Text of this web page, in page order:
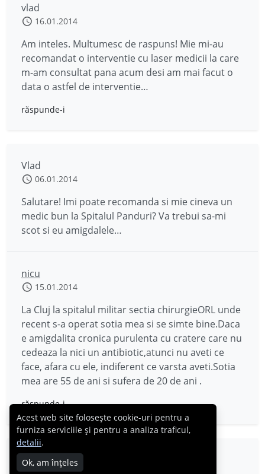
vlad
16.01.2014
Am inteles. Multumesc de raspuns! Mie mi-au
recomandat o interventie cu laser medicii la care
m-am consultat pana acum desi am mai facut o
data o astfel de interventie…
răspunde-i
Vlad
06.01.2014
Salutare! Imi poate recomanda si mie cineva un
medic bun la Spitalul Panduri? Va trebui sa-mi
scot si eu amigdalele…
nicu
15.01.2014
La Cluj la spitalul militar sectia chirurgieORL unde
recent s-a operat sotia mea si se simte bine.Daca
e amigdalita cronica purulenta cu cratere care nu
cedeaza la nici un antibiotic,atunci nu aveti ce
face, afara cu ele, indiferent ce varsta aveti.Sotia
mea are 55 de ani si sufera de 20 de ani .
răspunde-i
Andrei
Acest web site folosește cookie-uri pentru a
furniza serviciile și pentru a analiza traficul,
detalii.
Ok, am înțeles